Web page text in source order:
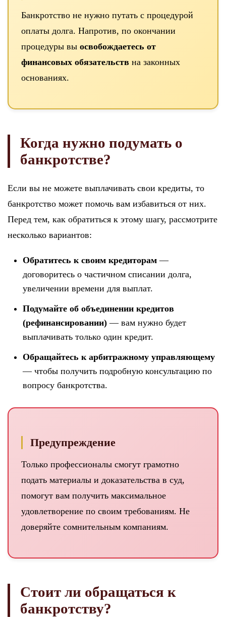
Банкротство не нужно путать с процедурой
оплаты долга. Напротив, по окончании
процедуры вы освобождаетесь от
финансовых обязательств на законных
основаниях.
Когда нужно подумать о
банкротстве?
Если вы не можете выплачивать свои кредиты, то
банкротство может помочь вам избавиться от них.
Перед тем, как обратиться к этому шагу, рассмотрите
несколько вариантов:
Обратитесь к своим кредиторам —
договоритесь о частичном списании долга,
увеличении времени для выплат.
Подумайте об объединении кредитов
(рефинансировании) — вам нужно будет
выплачивать только один кредит.
Обращайтесь к арбитражному управляющему
— чтобы получить подробную консультацию по
вопросу банкротства.
Предупреждение
Только профессионалы смогут грамотно
подать материалы и доказательства в суд,
помогут вам получить максимальное
удовлетворение по своим требованиям. Не
доверяйте сомнительным компаниям.
Стоит ли обращаться к
банкротству?